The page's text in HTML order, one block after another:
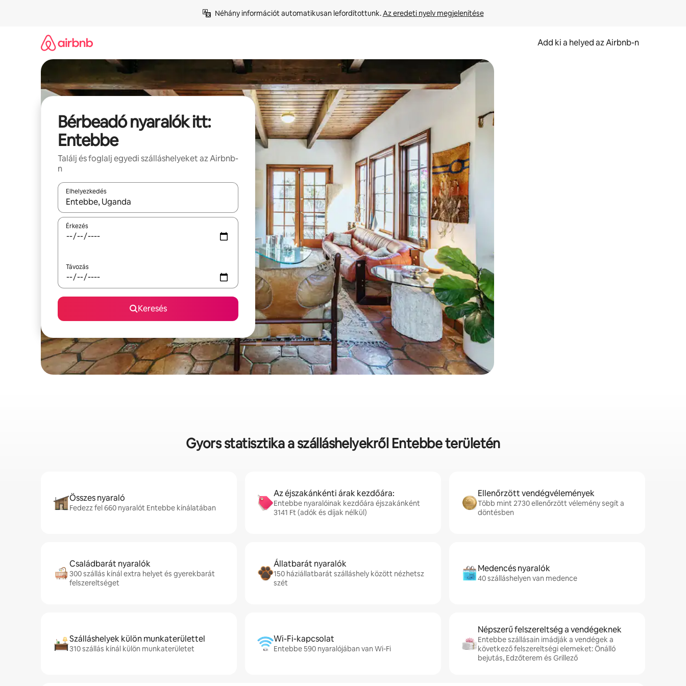
Néhány információt automatikusan lefordítottunk. Az eredeti nyelv megjelenítése
Add ki a helyed az Airbnb-n
Bérbeadó nyaralók itt:
Entebbe
Találj és foglalj egyedi szálláshelyeket az Airbnb-
n
Elhelyezkedés
Az eredmények között a felfelé és a lefelé nyíllal navigálhatsz, illetve érintő és lapozó mozdulatokkal is felfedezheted őket.
Érkezés
Távozás
Keresés
Gyors statisztika a szálláshelyekről Entebbe területén
Összes nyaraló
Fedezz fel 660 nyaralót Entebbe kínálatában
Az éjszakánkénti árak kezdőára:
Entebbe nyaralóinak kezdőára éjszakánként
3141 Ft (adók és díjak nélkül)
Ellenőrzött vendégvélemények
Több mint 2730 ellenőrzött vélemény segít a
döntésben
Családbarát nyaralók
300 szállás kínál extra helyet és gyerekbarát
felszereltséget
Állatbarát nyaralók
150 háziállatbarát szálláshely között nézhetsz
szét
Medencés nyaralók
40 szálláshelyen van medence
Szálláshelyek külön munkaterülettel
310 szállás kínál külön munkaterületet
Wi-Fi-kapcsolat
Entebbe 590 nyaralójában van Wi-Fi
Népszerű felszereltség a vendégeknek
Entebbe szállásain imádják a vendégek a
következő felszereltségi elemeket: Önálló
bejutás, Edzőterem és Grillező